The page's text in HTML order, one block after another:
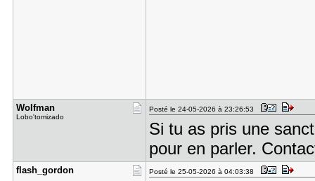
Wolfman
Lobo'tomizado
Posté le 24-05-2026 à 23:26:53
Si tu as pris une
pour en parler.
flash_gord​on Posté le 25-05-2026 à 04:03:38